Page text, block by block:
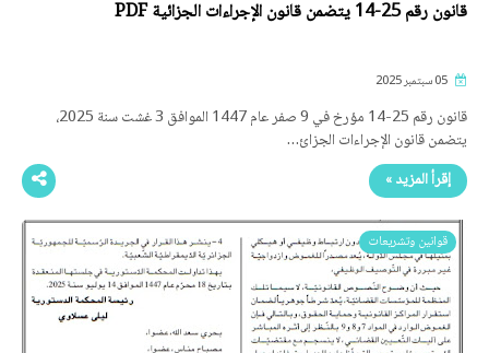
قانون رقم 25-14 يتضمن قانون الإجراءات الجزائية PDF
قانون رقم 25-14 مؤرخ في 9 صفر عام 1447 الموافق 3 غشت سنة 2025،
يتضمن قانون الإجراءات الجزائ…
إقرأ المزيد »
قوانين وتشريعات